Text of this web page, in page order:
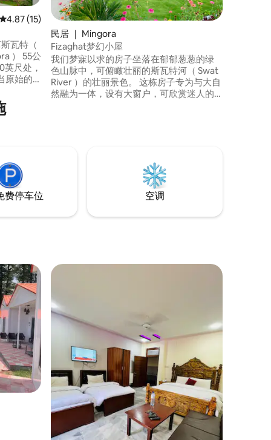
平均评分 4.87 分（满分 5 分），共 15 条评价
4.87 (15)
瓦特（
） 55公
尺处，
原始的
每个房
，让
民居 ｜ Mingora
Fizaghat梦幻小屋
我们梦寐以求的房子坐落在郁郁葱葱的绿
色山脉中，可俯瞰壮丽的斯瓦特河（ Swat
River ）的壮丽景色。 这栋房子专为与大自
然融为一体，设有大窗户，可欣赏迷人的
费停车位 空调